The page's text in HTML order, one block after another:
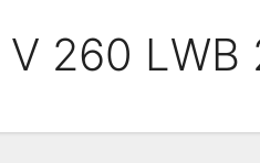
260 LWB